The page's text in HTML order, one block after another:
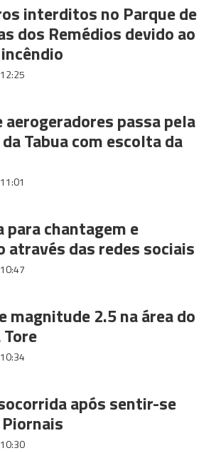
interditos no Parque de
dos Remédios devido ao
12:25
aerogeradores passa pela
Tabua com escolta da
11:01
para chantagem e
através das redes sociais
10:47
magnitude 2.5 na área do
10:34
após sentir-se
10:30